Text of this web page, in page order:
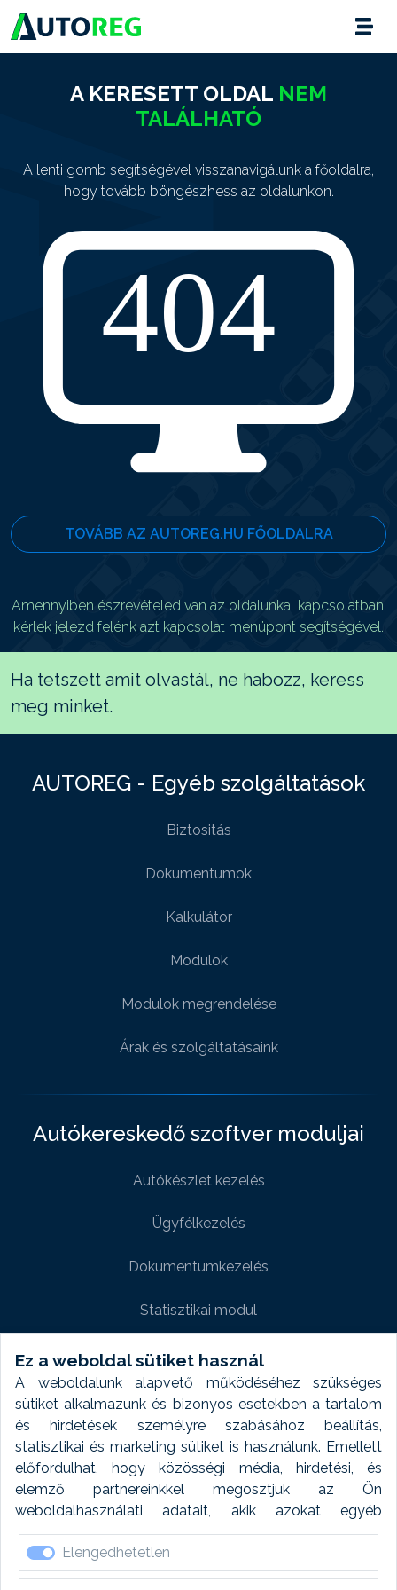
Ez a weboldal sütiket használ
A weboldalunk alapvető működéséhez szükséges
sütiket alkalmazunk és bizonyos esetekben a tartalom
és hirdetések személyre szabásához beállítás,
statisztikai és marketing sütiket is használunk. Emellett
előfordulhat, hogy közösségi média, hirdetési, és
elemző partnereinkkel megosztjuk az Ön
weboldalhasználati adatait, akik azokat egyéb
forrásokból gyűjtött adatokkal kombinálhatják. A sütik
elfogadásával kapcsolatosan naplózást végzünk és
ezen adatokat 6 hónap után automatikusan töröljük. A
Elengedhetetlen
A KERESETT OLDAL NEM
TALÁLHATÓ
A lenti gomb segítségével visszanavigálunk a főoldalra,
hogy tovább böngészhess az oldalunkon.
TOVÁBB AZ AUTOREG.HU FŐOLDALRA
Amennyiben észrevételed van az oldalunkal kapcsolatban,
kérlek jelezd felénk azt kapcsolat menüpont segítségével.
Ha tetszett amit olvastál, ne habozz, keress
meg minket.
AUTOREG - Egyéb szolgáltatások
Biztositás
Dokumentumok
Kalkulátor
Modulok
Modulok megrendelése
Árak és szolgáltatásaink
Autókereskedő szoftver moduljai
Autókészlet kezelés
Ügyfélkezelés
Dokumentumkezelés
Statisztikai modul
Weboldal modul
Fényképtár extra modul
Autómosó modul
Feladatütemezés